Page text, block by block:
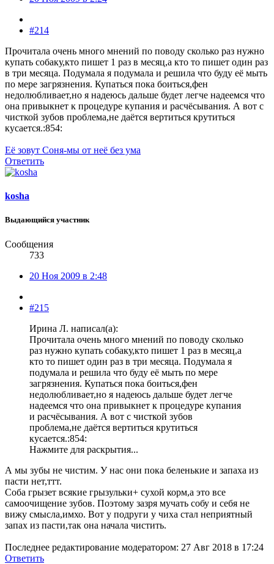
#214
Прочитала очень много мнений по поводу сколько раз нужно
купать собаку,кто пишет 1 раз в месяц,а кто то пишет один раз
в три месяца. Подумала я подумала и решила что буду её мыть
по мере загрязнения. Купаться пока боиться,фен
недолюбливает,но я надеюсь дальше будет легче надеемся что
она привыкнет к процедуре купания и расчёсывания. А вот с
чисткой зубов проблема,не даётся вертиться крутиться
кусается.:854:
Её зовут Соня-мы от неё без ума
Ответить
kosha
Выдающийся участник
Сообщения
733
20 Ноя 2009 в 2:48
#215
Ирина Л. написал(а):
Прочитала очень много мнений по поводу сколько
раз нужно купать собаку,кто пишет 1 раз в месяц,а
кто то пишет один раз в три месяца. Подумала я
подумала и решила что буду её мыть по мере
загрязнения. Купаться пока боиться,фен
недолюбливает,но я надеюсь дальше будет легче
надеемся что она привыкнет к процедуре купания
и расчёсывания. А вот с чисткой зубов
проблема,не даётся вертиться крутиться
кусается.:854:
Нажмите для раскрытия...
А мы зубы не чистим. У нас они пока беленькие и запаха из
пасти нет,ттт.
Соба грызет всякие грызульки+ сухой корм,а это все
самоочищение зубов. Поэтому зазря мучать собу и себя не
вижу смысла,имхо. Вот у подруги у чиха стал неприятный
запах из пасти,так она начала чистить.
Последнее редактирование модератором: 27 Авг 2018 в 17:24
Ответить